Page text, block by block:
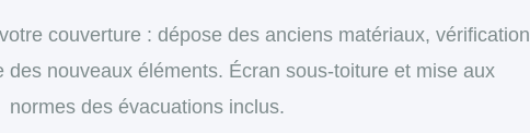
couverture : dépose des anciens matériaux, vérification
des nouveaux éléments. Écran sous-toiture et mise aux
normes des évacuations inclus.